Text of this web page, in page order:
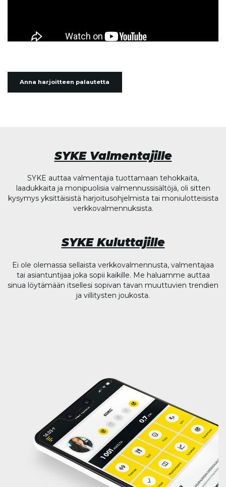
Anna harjoitteen palautetta
SYKE Valmentajille
SYKE auttaa valmentajia tuottamaan tehokkaita,
laadukkaita ja monipuolisia valmennussisältöjä, oli sitten
kysymys yksittäisistä harjoitusohjelmista tai moniulotteisista
verkkovalmennuksista.
SYKE Kuluttajille
Ei ole olemassa sellaista verkkovalmennusta, valmentajaa
tai asiantuntijaa joka sopii kaikille. Me haluamme auttaa
sinua löytämään itsellesi sopivan tavan muuttuvien trendien
ja villitysten joukosta.